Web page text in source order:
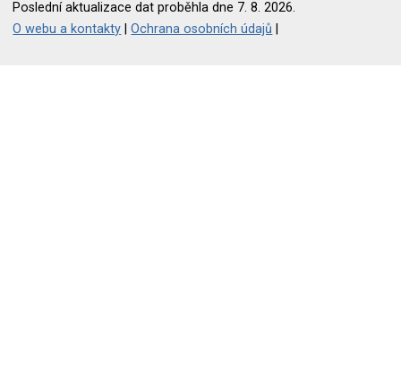
Poslední aktualizace dat proběhla dne 7. 8. 2026.
O webu a kontakty |Ochrana osobních údajů